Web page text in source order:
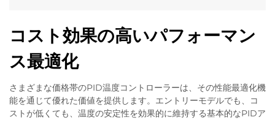
コスト効果の高いパフォーマン
ス最適化
さまざまな価格帯のPID温度コントローラーは、その性能最適化機
能を通じて優れた価値を提供します。エントリーモデルでも、コ
ストが低くても、温度の安定性を効果的に維持する基本的なPIDア